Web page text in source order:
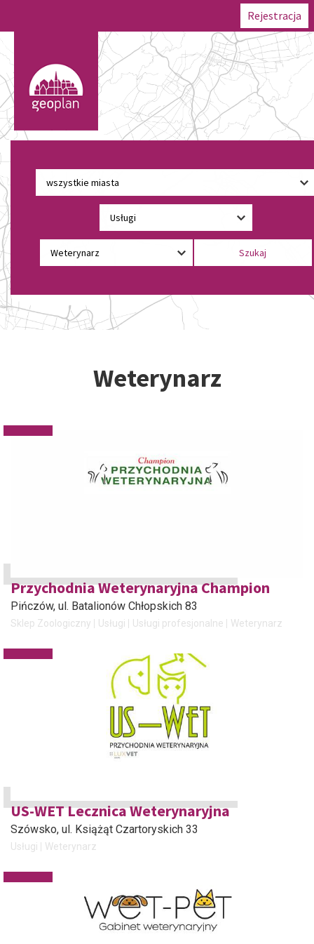
Rejestracja
Weterynarz
Przychodnia Weterynaryjna Champion
Pińczów, ul. Batalionów Chłopskich 83
Sklep Zoologiczny Usługi Usługi profesjonalne Weterynarz
US-WET Lecznica Weterynaryjna
Szówsko, ul. Książąt Czartoryskich 33
Usługi Weterynarz